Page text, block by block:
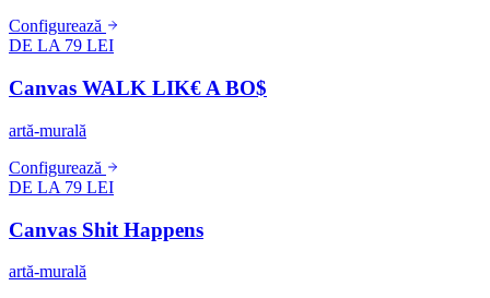
Configurează
DE LA 79 LEI
Canvas WALK LIK€ A BO$
artă-murală
Configurează
DE LA 79 LEI
Canvas Shit Happens
artă-murală